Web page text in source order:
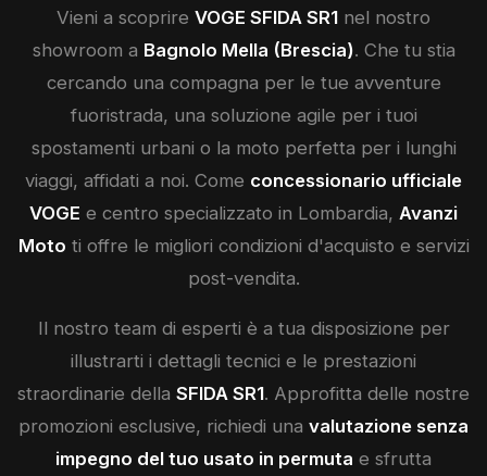
Vieni a scoprire VOGE SFIDA SR1 nel nostro
showroom a Bagnolo Mella (Brescia). Che tu stia
cercando una compagna per le tue avventure
fuoristrada, una soluzione agile per i tuoi
spostamenti urbani o la moto perfetta per i lunghi
viaggi, affidati a noi. Come concessionario ufficiale
VOGE e centro specializzato in Lombardia, Avanzi
Moto ti offre le migliori condizioni d'acquisto e servizi
post-vendita.
Il nostro team di esperti è a tua disposizione per
illustrarti i dettagli tecnici e le prestazioni
straordinarie della SFIDA SR1. Approfitta delle nostre
promozioni esclusive, richiedi una valutazione senza
impegno del tuo usato in permuta e sfrutta